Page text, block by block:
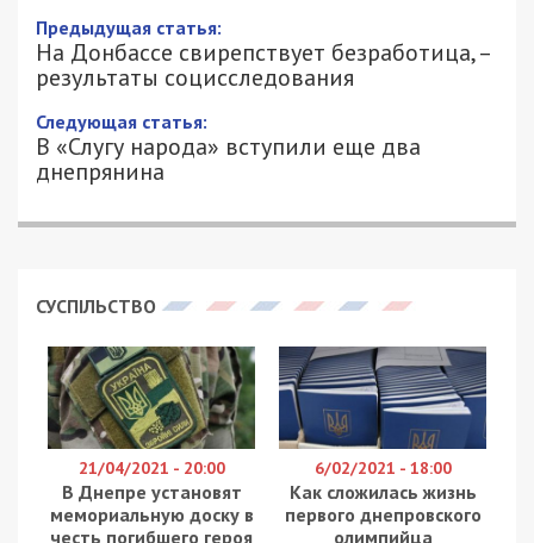
Предыдущая статья:
На Донбассе свирепствует безработица, –
результаты социсследования
Следующая статья:
В «Слугу народа» вступили еще два
днепрянина
СУСПІЛЬСТВО
21/04/2021 - 20:00
В Днепре установят
мемориальную доску в
честь погибшего героя
6/02/2021 - 18:00
Как сложилась жизнь
первого днепровского
олимпийца